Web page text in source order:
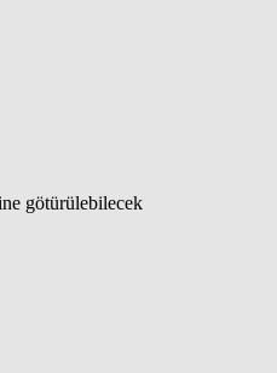
götürülebilecek